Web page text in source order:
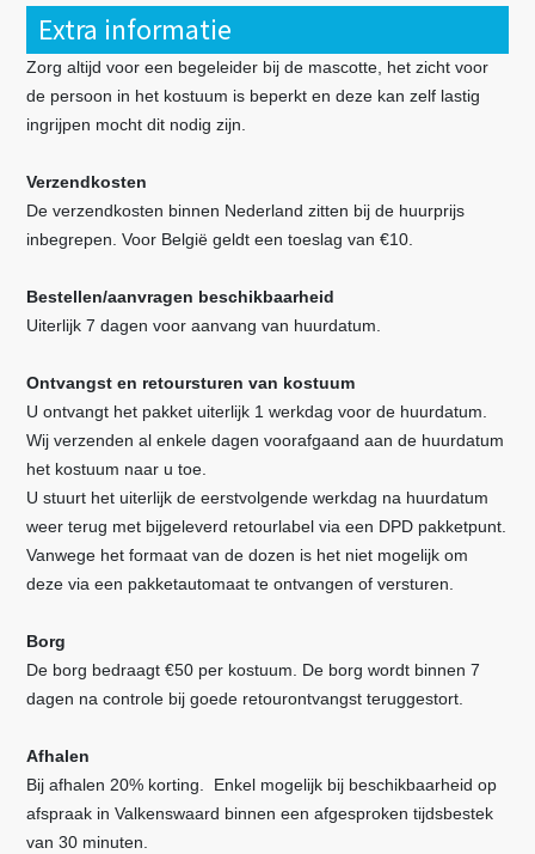
Extra informatie
Zorg altijd voor een begeleider bij de mascotte, het zicht voor
de persoon in het kostuum is beperkt en deze kan zelf lastig
ingrijpen mocht dit nodig zijn.
Verzendkosten
De verzendkosten binnen Nederland zitten bij de huurprijs
inbegrepen. Voor België geldt een toeslag van €10.
Bestellen/aanvragen beschikbaarheid
Uiterlijk 7 dagen voor aanvang van huurdatum.
Ontvangst en retoursturen van kostuum
U ontvangt het pakket uiterlijk 1 werkdag voor de huurdatum.
Wij verzenden al enkele dagen voorafgaand aan de huurdatum
het kostuum naar u toe.
U stuurt het uiterlijk de eerstvolgende werkdag na huurdatum
weer terug met bijgeleverd retourlabel via een DPD pakketpunt.
Vanwege het formaat van de dozen is het niet mogelijk om
deze via een pakketautomaatte ontvangen of versturen.
Borg
De borg bedraagt €50 per kostuum. De borg wordt binnen 7
dagen na controle bij goede retourontvangst teruggestort.
Afhalen
Bij afhalen 20% korting. Enkel mogelijk bij beschikbaarheid op
afspraak in Valkenswaard binnen een afgesproken tijdsbestek
van 30 minuten.